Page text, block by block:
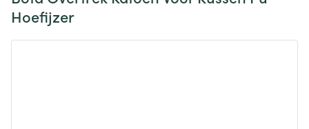
Hoefijzer